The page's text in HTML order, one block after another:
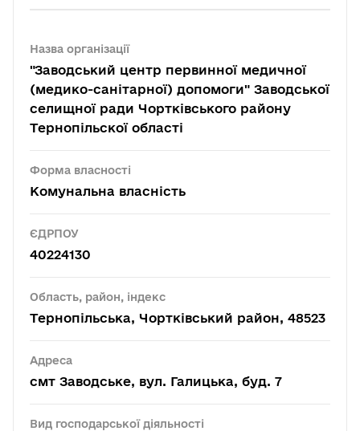
Назва організації
"Заводський центр первинної медичної
(медико-санітарної) допомоги" Заводської
селищної ради Чортківського району
Тернопільскої області
Форма власності
Комунальна власність
ЄДРПОУ
40224130
Область, район, індекс
Тернопільська, Чортківський район, 48523
Адреса
смт Заводське, вул. Галицька, буд. 7
Вид господарської діяльності